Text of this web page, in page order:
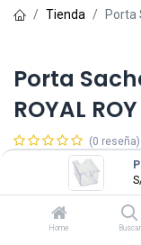
Home Buscar
Tienda Porta
Porta
ROYAL
(0 reseña)
6.40
Sin existencias.